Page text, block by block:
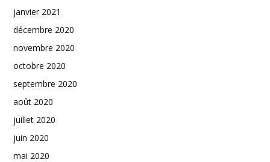
janvier 2021
décembre 2020
novembre 2020
octobre 2020
septembre 2020
août 2020
juillet 2020
juin 2020
mai 2020